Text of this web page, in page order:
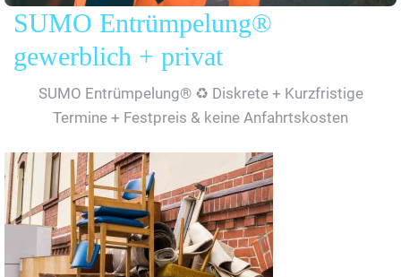
SUMO Entrümpelung®
gewerblich + privat
SUMO Entrümpelung® ♻️ Diskrete + Kurzfristige
Termine + Festpreis & keine Anfahrtskosten